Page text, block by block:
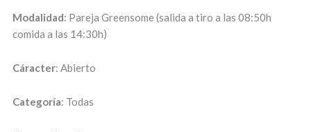
Modalidad: Pareja Greensome (salida a tiro a las 08:50h
comida a las 14:30h)
Cáracter: Abierto
Categoría: Todas